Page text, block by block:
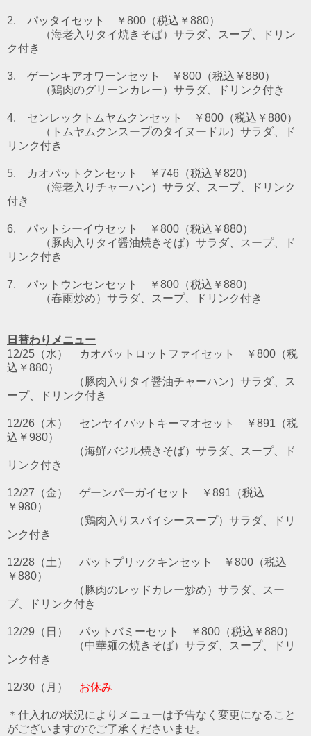
2. パッタイセット ￥800（税込￥880）
（海老入りタイ焼きそば） サラダ、スープ、ドリン
ク付き
3. ゲーンキアオワーンセット ￥800（税込￥880）
（鶏肉のグリーンカレー） サラダ、ドリンク付き
4. センレックトムヤムクンセット ￥800（税込￥880）
（トムヤムクンスープのタイヌードル） サラダ、ド
リンク付き
5. カオパットクンセット ￥746（税込￥820）
（海老入りチャーハン）サラダ、スープ、ドリンク
付き
6. パットシーイウセット
￥800（税込￥880）
（豚肉入りタイ醤油焼きそば）サラダ、スープ、ド
リンク付き
7. パットウンセンセット
￥800（税込￥880）
（春雨炒め）サラダ、スープ、ドリンク付き
日替わりメニュー
12/25（水） カオパットロットファイセット ￥800（税
込￥880）
（豚肉入りタイ醤油チャーハン）サラダ、ス
ープ、ドリンク付き
12/26（木） センヤイパットキーマオセット ￥891（税
込￥980）
（海鮮バジル焼きそば）サラダ、スープ、ド
リンク付き
12/27（金） ゲーンパーガイセット ￥891（税込
￥980）
（鶏肉入りスパイシースープ）サラダ、ドリ
ンク付き
12/28（土） パットプリックキンセット ￥800（税込
￥880）
（豚肉のレッドカレー炒め）サラダ、スー
プ、ドリンク付き
12/29（日） パットバミーセット ￥800（税込￥880）
（中華麺の焼きそば）サラダ、スープ、ドリ
ンク付き
12/30（月） お休み
＊仕入れの状況によりメニューは予告なく変更になること
がございますのでご了承くださいませ。